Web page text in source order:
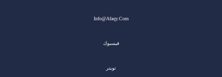
Info@afaqy.com
فيسبوك
تويتر